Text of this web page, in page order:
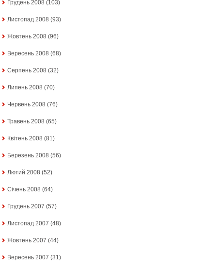
Грудень 2008 (103)
Листопад 2008 (93)
Жовтень 2008 (96)
Вересень 2008 (68)
Серпень 2008 (32)
Липень 2008 (70)
Червень 2008 (76)
Травень 2008 (65)
Квітень 2008 (81)
Березень 2008 (56)
Лютий 2008 (52)
Січень 2008 (64)
Грудень 2007 (57)
Листопад 2007 (48)
Жовтень 2007 (44)
Вересень 2007 (31)